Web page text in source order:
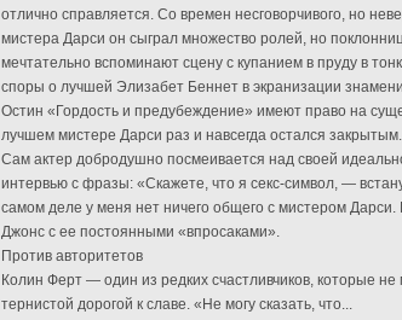
отлично справляется. Со времен несговорчивого, но
мистера Дарси он сыграл множество ролей, но
мечтательно вспоминают сцену с купанием в пруду в
споры о лучшей Элизабет Беннет в экранизации
Остин «Гордость и предубеждение» имеют право на
лучшем мистере Дарси раз и навсегда остался закрытым.
Сам актер добродушно посмеивается над своей
интервью с фразы: «Скажете, что я секс-символ, —
самом деле у меня нет ничего общего с мистером
Джонс с ее постоянными «впросаками».
Против авторитетов
Колин Ферт — один из редких счастливчиков, которые не
тернистой дорогой к славе. «Не могу сказать, что...